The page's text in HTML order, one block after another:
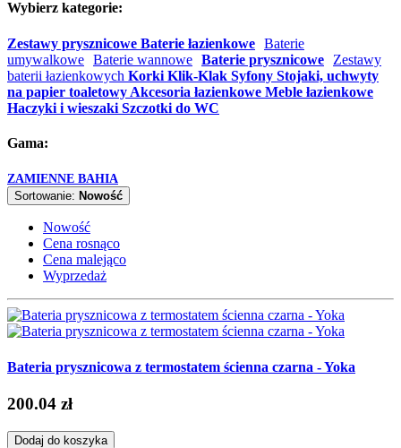
Wybierz kategorie:
Zestawy prysznicowe Baterie łazienkowe Baterie
umywalkowe Baterie wannowe Baterie prysznicowe
Zestawy
baterii łazienkowych Korki Klik-Klak Syfony Stojaki, uchwyty
na papier toaletowy Akcesoria łazienkowe Meble łazienkowe
Haczyki i wieszaki Szczotki do WC
Gama:
ZAMIENNE BAHIA
Sortowanie: Nowość
Nowość
Cena rosnąco
Cena malejąco
Wyprzedaż
Bateria prysznicowa z termostatem ścienna czarna - Yoka
200.04 zł
Dodaj do koszyka